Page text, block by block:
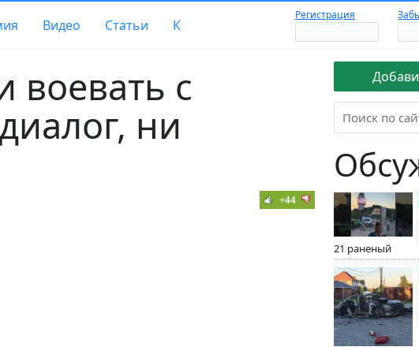
Видео Статьи К
Регистрация
21 раненый
с
ни
+44